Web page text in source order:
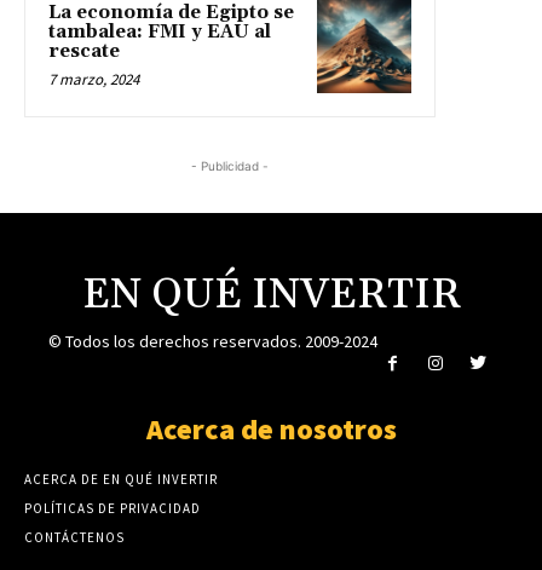
La economía de Egipto se
tambalea: FMI y EAU al
rescate
7 marzo, 2024
- Publicidad -
EN QUÉ INVERTIR
© Todos los derechos reservados. 2009-2024
Acerca de nosotros
ACERCA DE EN QUÉ INVERTIR
POLÍTICAS DE PRIVACIDAD
CONTÁCTENOS